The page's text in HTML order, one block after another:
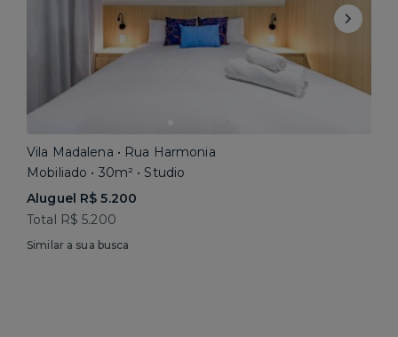
Vila Madalena • Rua Harmonia
Mobiliado • 30m² • Studio
Aluguel R$ 5.200
Total R$ 5.200
Similar a sua busca